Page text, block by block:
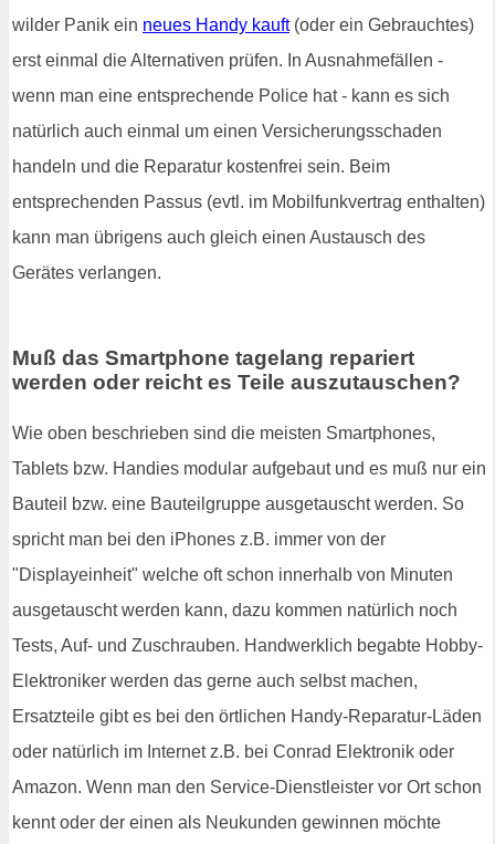
wilder Panik ein neues Handy kauft(oder ein Gebrauchtes)
erst einmal die Alternativen prüfen. In Ausnahmefällen -
wenn man eine entsprechende Police hat - kann es sich
natürlich auch einmal um einen Versicherungsschaden
handeln und die Reparatur kostenfrei sein. Beim
entsprechenden Passus (evtl. im Mobilfunkvertrag enthalten)
kann man übrigens auch gleich einen Austausch des
Gerätes verlangen.
Muß das Smartphone tagelang repariert
werden oder reicht es Teile auszutauschen?
Wie oben beschrieben sind die meisten Smartphones,
Tablets bzw. Handies modular aufgebaut und es muß nur ein
Bauteil bzw. eine Bauteilgruppe ausgetauscht werden. So
spricht man bei den iPhones z.B. immer von der
"Displayeinheit" welche oft schon innerhalb von Minuten
ausgetauscht werden kann, dazu kommen natürlich noch
Tests, Auf- und Zuschrauben. Handwerklich begabte Hobby-
Elektroniker werden das gerne auch selbst machen,
Ersatzteile gibt es bei den örtlichen Handy-Reparatur-Läden
oder natürlich im Internet z.B. bei Conrad Elektronik oder
Amazon. Wenn man den Service-Dienstleister vor Ort schon
kennt oder der einen als Neukunden gewinnen möchte